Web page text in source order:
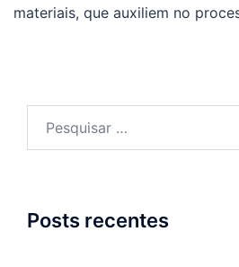
materiais, que auxiliem no
Posts recentes